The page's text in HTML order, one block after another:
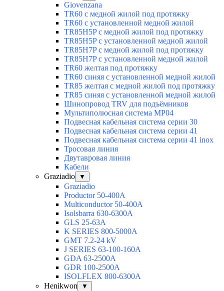
Giovenzana
TR60 с медной жилой под протяжку
TR60 с установленной медной жилой
TR85H5P с медной жилой под протяжку
TR85H5P с установленной медной жилой
TR85H7P с медной жилой под протяжку
TR85H7P с установленной медной жилой
TR60 желтая под протяжку
TR60 синяя с установленной медной жилой
TR85 желтая с медной жилой под протяжку
TR85 синяя с установленной медной жилой
Шинопровод TRV для подъёмников
Мультиполюсная система MP04
Подвесная кабельная система серии 30
Подвесная кабельная система серии 41
Подвесная кабельная система серии 41 inox
Тросовая линия
Двутавровая линия
Кабели
Graziadio
▼
Graziadio
Productor 50-400А
Multiconductor 50-400А
Isolsbarra 630-6300А
GLS 25-63А
K SERIES 800-5000A
GMT 7.2-24 kV
J SERIES 63-100-160A
GDA 63-2500А
GDR 100-2500А
ISOLFLEX 800-6300А
Henikwon
▼